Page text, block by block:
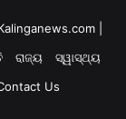
|
ରାଜ୍ୟ
ସ୍ୱାସ୍ଥ୍ୟ
Us